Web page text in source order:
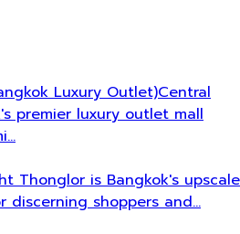
Luxury Outlet)Central
premier luxury outlet mall
Thonglor is Bangkok's upscale
discerning shoppers and…